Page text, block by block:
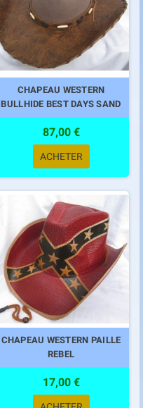
CHAPEAU WESTERN
BULLHIDE BEST DAYS SAND
87,00 €
ACHETER
CHAPEAU WESTERN PAILLE
REBEL
17,00 €